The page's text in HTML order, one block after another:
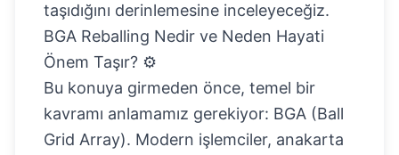
taşıdığını derinlemesine inceleyeceğiz.
BGA Reballing Nedir ve Neden Hayati
Önem Taşır? ⚙️
Bu konuya girmeden önce, temel bir
kavramı anlamamız gerekiyor: BGA (Ball
Grid Array). Modern işlemciler, anakarta